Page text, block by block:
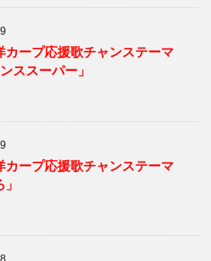
カープ応援歌チャンステーマ
ススーパー」
カープ応援歌チャンステーマ